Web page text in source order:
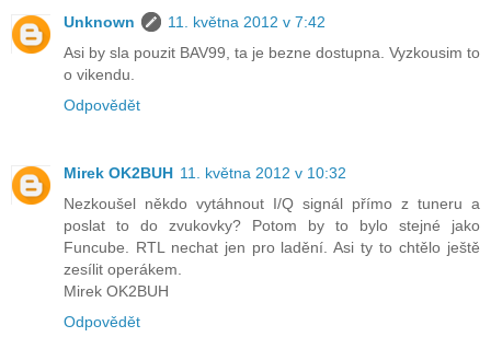
Unknown
11. května 2012 v 7:42
Asi by sla pouzit BAV99, ta je bezne dostupna. Vyzkousim to
o vikendu.
Odpovědět
Mirek OK2BUH 11. května 2012 v 10:32
Nezkoušel někdo vytáhnout I/Q signál přímo z tuneru a
poslat to do zvukovky? Potom by to bylo stejné jako
Funcube. RTL nechat jen pro ladění. Asi ty to chtělo ještě
zesílit operákem.
Mirek OK2BUH
Odpovědět